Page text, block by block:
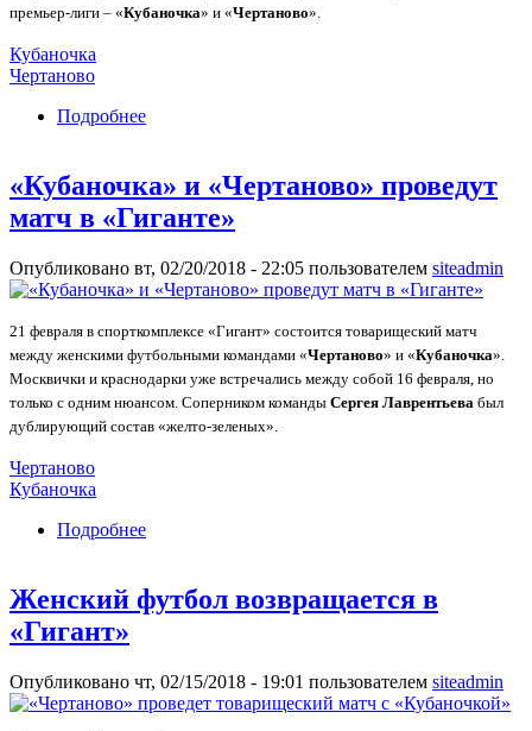
премьер-лиги – «Кубаночка» и «Чертаново».
Кубаночка
Чертаново
Подробнее
«Кубаночка» и «Чертаново» проведут
матч в «Гиганте»
Опубликовано вт, 02/20/2018 - 22:05 пользователем siteadmin
21 февраля в спорткомплексе «Гигант» состоится товарищеский матч
между женскими футбольными командами «Чертаново» и «Кубаночка».
Москвички и краснодарки уже встречались между собой 16 февраля, но
только с одним нюансом. Соперником команды Сергея Лаврентьева был
дублирующий состав «желто-зеленых».
Чертаново
Кубаночка
Подробнее
Женский футбол возвращается в
«Гигант»
Опубликовано чт, 02/15/2018 - 19:01 пользователем siteadmin